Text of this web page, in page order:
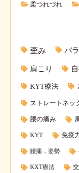
柔つれづれ
歪み バ
肩こり
KYT療法
ストレートネッ
腰の痛み
KYT 免疫
腰痛，姿勢
KXT療法